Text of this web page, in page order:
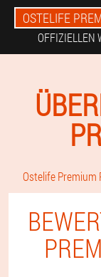
OSTELIFE
OFFIZIELLEN
Ostelife Premium